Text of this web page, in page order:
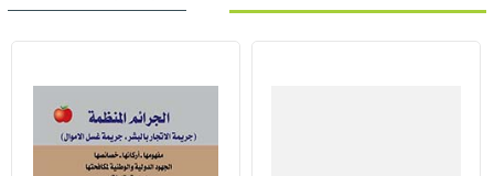
كتب
اكسسوارات
كل
الاشتراكات
بحث
متقدم